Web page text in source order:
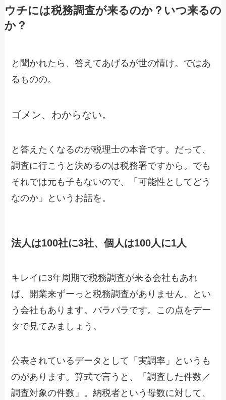
ウチには税務調査が来るのか？いつ来るの
か？
と聞かれたら、答えてあげるが世の情け。ではあ
るものの。
ゴメン、わからない。
と答えたくなるのが税理士の本音です。だって、
調査に行こうと決めるのは税務署ですから。でも
それでは元も子もないので、「可能性としてどう
なのか」というお話を。
法人は100社に3社、個人は100人に1人
キレイに3年周期で税務調査が来る会社もあれ
ば、開業来ずーっと税務調査がありません、とい
う会社もあります。バラバラです。この点をデー
タで見てみましょう。
公表されているデータとして「実調率」というも
のがあります。算式で言うと、「調査した件数／
調査対象の件数」。納税者という母数に対して、